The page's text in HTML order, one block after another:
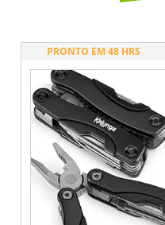
PRONTO EM 48 HRS